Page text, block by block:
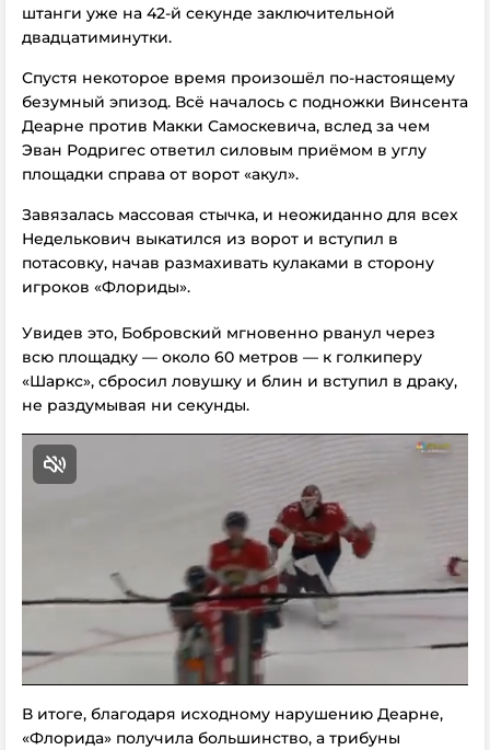
штанги уже на 42-й секунде заключительной
двадцатиминутки.
Спустя некоторое время произошёл по-настоящему
безумный эпизод. Всё началось с подножки Винсента
Деарне против Макки Самоскевича, вслед за чем
Эван Родригес ответил силовым приёмом в углу
площадки справа от ворот «акул».
Завязалась массовая стычка, и неожиданно для всех
Неделькович выкатился из ворот и вступил в
потасовку, начав размахивать кулаками в сторону
игроков «Флориды».
Увидев это, Бобровский мгновенно рванул через
всю площадку — около 60 метров — к голкиперу
«Шаркс», сбросил ловушку и блин и вступил в драку,
не раздумывая ни секунды.
В итоге, благодаря исходному нарушению Деарне,
«Флорида» получила большинство, а трибуны